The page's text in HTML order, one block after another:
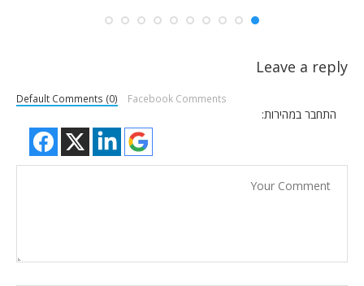
Leave a reply
Default Comments (0) Facebook Comments
התחבר במהירות: